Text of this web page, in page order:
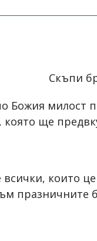
Скъпи
Божия милост
която ще
които
празничните